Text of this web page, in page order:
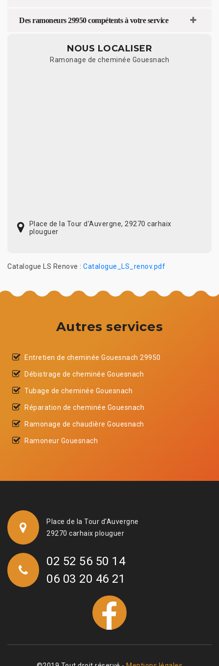
Des ramoneurs 29950 compétents à votre service
NOUS LOCALISER
Ramonage de cheminée Gouesnach
Place de la Tour d'Auvergne, 29270 carhaix
plouguer
Catalogue LS Renove : Catalogue_LS_renov.pdf
Autres services
Entretien de cheminée Gouesnach 29950
Débistrage de cheminée Gouesnach
Tubage de cheminée Gouesnach
Réparation de cheminée Gouesnach
Ramonage de chaudière Gouesnach
Ramoneur Gouesnach
Place de la Tour d'Auvergne
29270 carhaix plouguer
02 52 56 50 14
06 03 20 46 21